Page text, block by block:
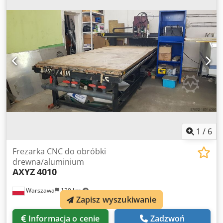
Sterowanie DSP Rozdzielczość programowa 0,001 mm
Oprogramowanie UCanCAM V12 w polskiej wersji
językowej(opcjonalnie) Chedpfeiz S Hajx Aqgoa Zasilanie
400V Waga 1450 kg Wymiary maszyny 2680 x 3600 x 2200
mm Wysokość stołu 715 mm Pompa podciśnieniowa 7,5 kW
(opcjonalnie) Podciśnienie 440 mbar Prowadnice liniowe
Przeniesienie napędu listwa zębata (Oś Z - śruba kulowa)
Napędy osi serwonapędy hybrydowe
1 / 6
Warszawa 130 km
Frezarka CNC do obróbki
drewna/aluminium
AXYZ4010
Informacja o cenie Zadzwoń
Zapisz wyszukiwanie